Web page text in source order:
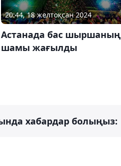
20:44, 18 желтоқсан 2024
Астанада бас шыршаның
шамы жағылды
хабардар болыңыз: